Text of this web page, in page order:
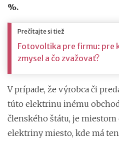
%.
Prečítajte si tiež
Fotovoltika pre firmu: pre
zmysel a čo zvažovať?
V prípade, že výrobca či
túto elektrinu inému
členského štátu, je miestom
elektriny miesto, kde má